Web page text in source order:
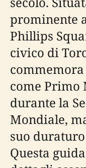
prominente
Phillips
civico di
come
durante la
Mondiale,
suo
Questa